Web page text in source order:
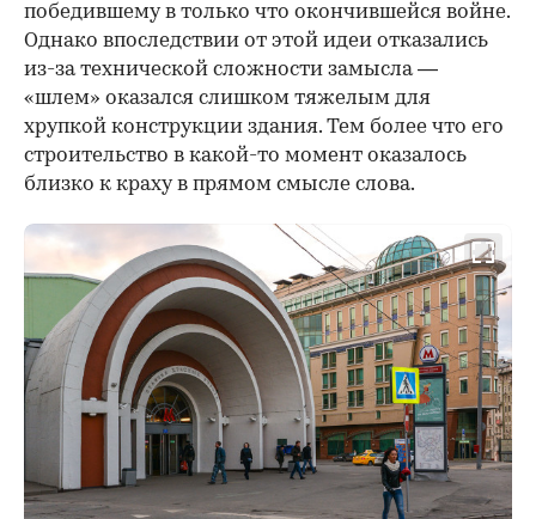
победившему в только что окончившейся войне.
Однако впоследствии от этой идеи отказались
из-за технической сложности замысла —
«шлем» оказался слишком тяжелым для
хрупкой конструкции здания. Тем более что его
строительство в какой-то момент оказалось
близко к краху в прямом смысле слова.